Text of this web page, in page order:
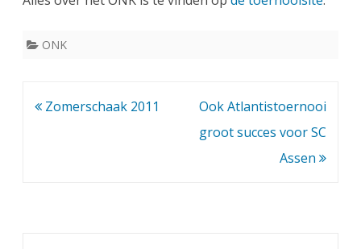
ONK
Bericht
Zomerschaak 2011
Ook Atlantistoernooi
groot succes voor SC
Assen